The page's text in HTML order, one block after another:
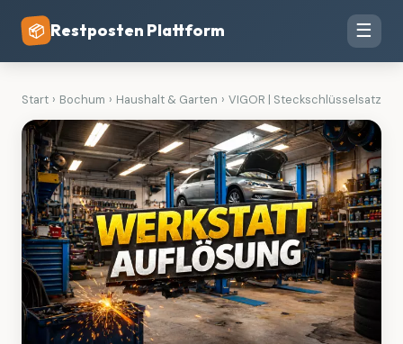
📦 Restposten Plattform ☰
Start › Bochum › Haushalt & Garten › VIGOR | Steckschlüsselsatz